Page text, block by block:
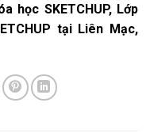
học SKETCHUP, Lớp
tại Liên Mạc,